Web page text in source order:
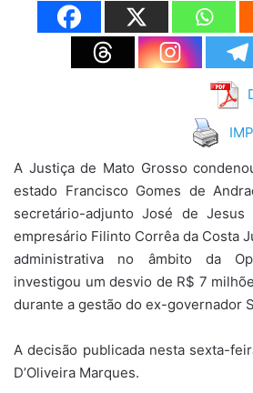
A Justiça de Mato Grosso
estado Francisco Gomes de
secretário-adjunto José de
empresário Filinto Corrêa da Costa
administrativa no âmbito da
investigou um desvio de R$ 7
durante a gestão do ex-governador
A decisão publicada nesta sexta-
D’Oliveira Marques.